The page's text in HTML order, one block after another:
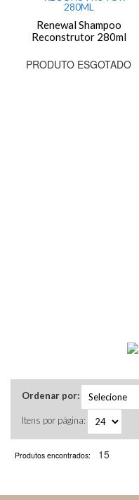
Renewal Shampoo
Reconstrutor 280ml
PRODUTO ESGOTADO
Ordenar por:
Itens por página:
Produtos encontrados: 15